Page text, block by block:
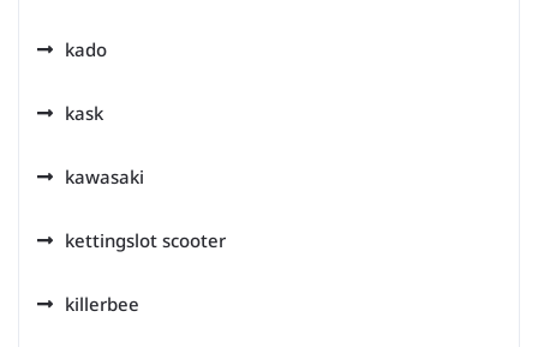
kado
kask
kawasaki
kettingslot scooter
killerbee